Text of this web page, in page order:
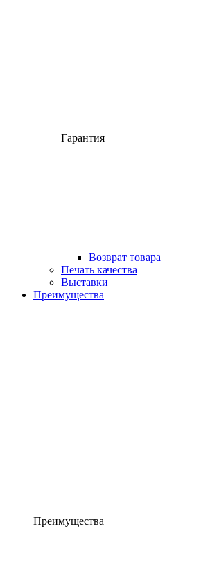
Гарантия
Возврат товара
Печать качества
Выставки
Преимущества
Преимущества